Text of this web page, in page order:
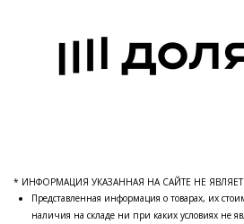
* ИНФОРМАЦИЯ УКАЗАННАЯ НА САЙТЕ НЕ
Представленная информация о товарах, их
наличия на складе ни при каких условиях не